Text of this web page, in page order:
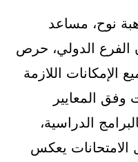
نوح، مساعد
الفرع الدولي، حرص
الإمكانات اللازمة
المعايير
الدراسية،
الامتحانات يعكس